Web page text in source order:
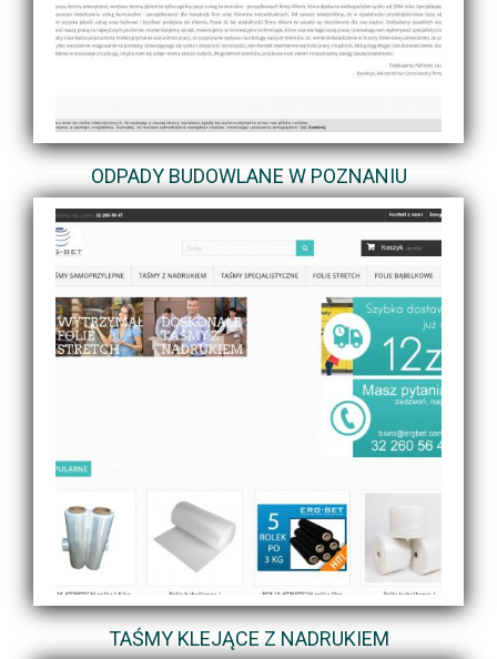
ODPADY BUDOWLANE W POZNANIU
TAŚMY KLEJĄCE Z NADRUKIEM